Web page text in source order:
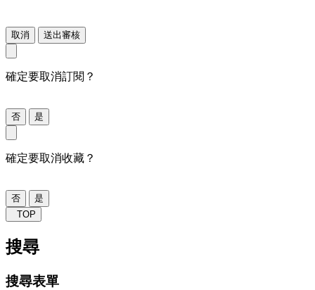
取消 送出審核
確定要取消訂閱？
否 是
確定要取消收藏？
否
是
TOP
搜尋
搜尋表單